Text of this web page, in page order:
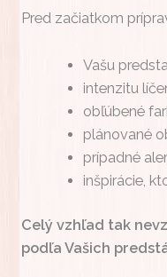
Pred začiatkom
Vašu
intenzitu
obľúbené
plánované
prípadné
inšpirácie,
Celý vzhľad tak
podľa Vašich